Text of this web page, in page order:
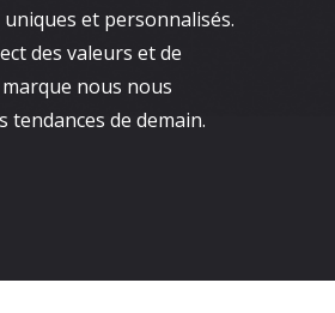
et personnalisés.
des valeurs et de
marque nous nous
tendances de demain.